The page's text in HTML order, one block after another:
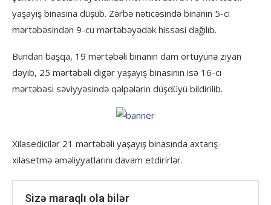
yaşayış binasına düşüb. Zərbə nəticəsində binanın 5-ci
mərtəbəsindən 9-cu mərtəbəyədək hissəsi dağılıb.
Bundan başqa, 19 mərtəbəli binanın dam örtüyünə ziyan
dəyib, 25 mərtəbəli digər yaşayış binasının isə 16-cı
mərtəbəsi səviyyəsində qəlpələrin düşdüyü bildirilib.
Xilasedicilər 21 mərtəbəli yaşayış binasında axtarış-
xilasetmə əməliyyatlarını davam etdirirlər.
Sizə maraqlı ola bilər